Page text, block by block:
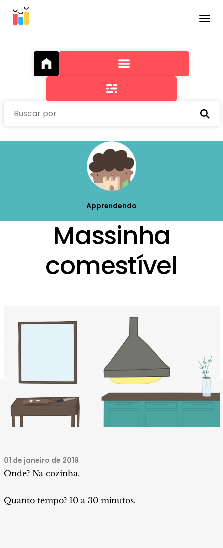
Buscar por
Apprendendo
Massinha
comestível
01 de janeiro de 2019
Onde? Na cozinha.
Quanto tempo? 10 a 30 minutos.